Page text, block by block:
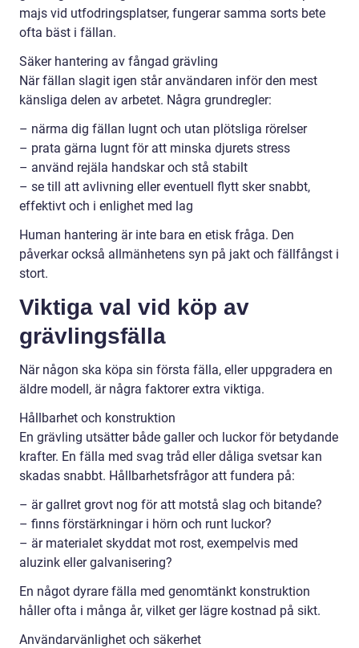
majs vid utfodringsplatser, fungerar samma sorts bete
ofta bäst i fällan.
Säker hantering av fångad grävling
När fällan slagit igen står användaren inför den mest
känsliga delen av arbetet. Några grundregler:
– närma dig fällan lugnt och utan plötsliga rörelser
– prata gärna lugnt för att minska djurets stress
– använd rejäla handskar och stå stabilt
– se till att avlivning eller eventuell flytt sker snabbt,
effektivt och i enlighet med lag
Human hantering är inte bara en etisk fråga. Den
påverkar också allmänhetens syn på jakt och fällfångst i
stort.
Viktiga val vid köp av
grävlingsfälla
När någon ska köpa sin första fälla, eller uppgradera en
äldre modell, är några faktorer extra viktiga.
Hållbarhet och konstruktion
En grävling utsätter både galler och luckor för betydande
krafter. En fälla med svag tråd eller dåliga svetsar kan
skadas snabbt. Hållbarhetsfrågor att fundera på:
– är gallret grovt nog för att motstå slag och bitande?
– finns förstärkningar i hörn och runt luckor?
– är materialet skyddat mot rost, exempelvis med
aluzink eller galvanisering?
En något dyrare fälla med genomtänkt konstruktion
håller ofta i många år, vilket ger lägre kostnad på sikt.
Användarvänlighet och säkerhet